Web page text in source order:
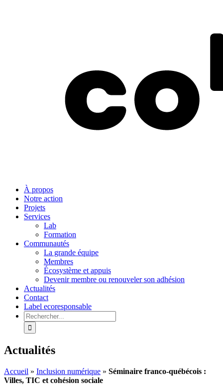
À propos
Notre action
Projets
Services
Lab
Formation
Communautés
La grande équipe
Membres
Écosystème et appuis
Devenir membre ou renouveler son adhésion
Actualités
Contact
Label ecoresponsable
Rechercher:
Actualités
Accueil » Inclusion numérique » Séminaire franco-québécois :
Villes, TIC et cohésion sociale